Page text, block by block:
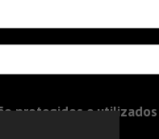
protegidos e